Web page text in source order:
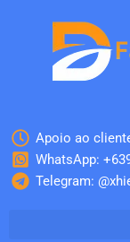
Apoio ao
WhatsApp:
Telegram: